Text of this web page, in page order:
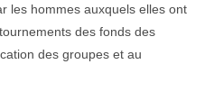
les hommes auxquels elles ont
des fonds des
des groupes et au